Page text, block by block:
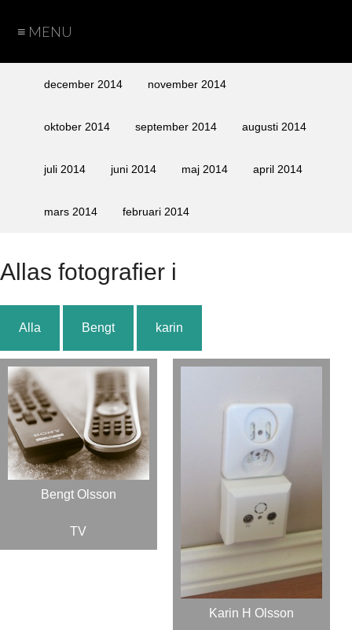
≡ MENU
sida
sida
Fotograf
Cookiedecember 2014 november 2014
oktober 2014 september 2014 augusti 2014
juli 2014 juni 2014 maj 2014 april 2014
mars 2014 februari 2014
Allas fotografier i
Alla Bengt karin
Bengt Olsson
TV
Karin H Olsson